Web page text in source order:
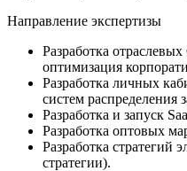
Направление экспертизы
Разработка
оптимизация
Разработка личных
систем распределения
Разработка и запуск
Разработка оптовых
Разработка стратегий
стратегии).